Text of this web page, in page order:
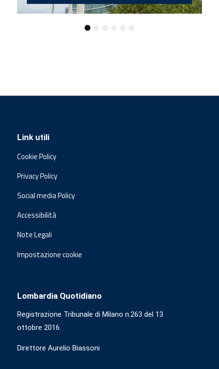
Link utili
Cookie Policy
Privacy Policy
Social media Policy
Accessibilità
Note Legali
Impostazione cookie
Lombardia Quotidiano
Registrazione Tribunale di Milano n.263 del 13
ottobre 2016.
Direttore Aurelio Biassoni